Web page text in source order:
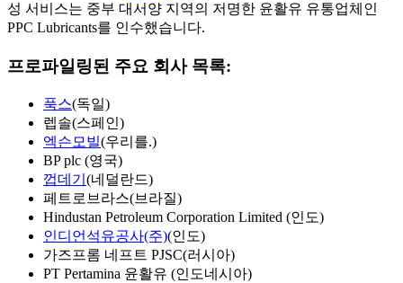
성 서비스는 중부 대서양 지역의 저명한 윤활유 유통업체인
PPC Lubricants를 인수했습니다.
프로파일링된 주요 회사 목록:
푹스(독일)
렙솔(스페인)
엑슨모빌(우리를.)
BP plc (영국)
껍데기 (네덜란드)
페트로브라스(브라질)
Hindustan Petroleum Corporation Limited (인도)
인디언석유공사(주)(인도)
가즈프롬 네프트 PJSC(러시아)
PT Pertamina 윤활유 (인도네시아)